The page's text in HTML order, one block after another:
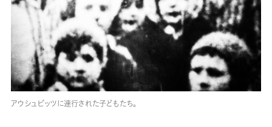
アウシュビッツに連行された子どもたち。